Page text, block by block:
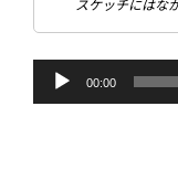
スケッチにはな
音
プ
00:00